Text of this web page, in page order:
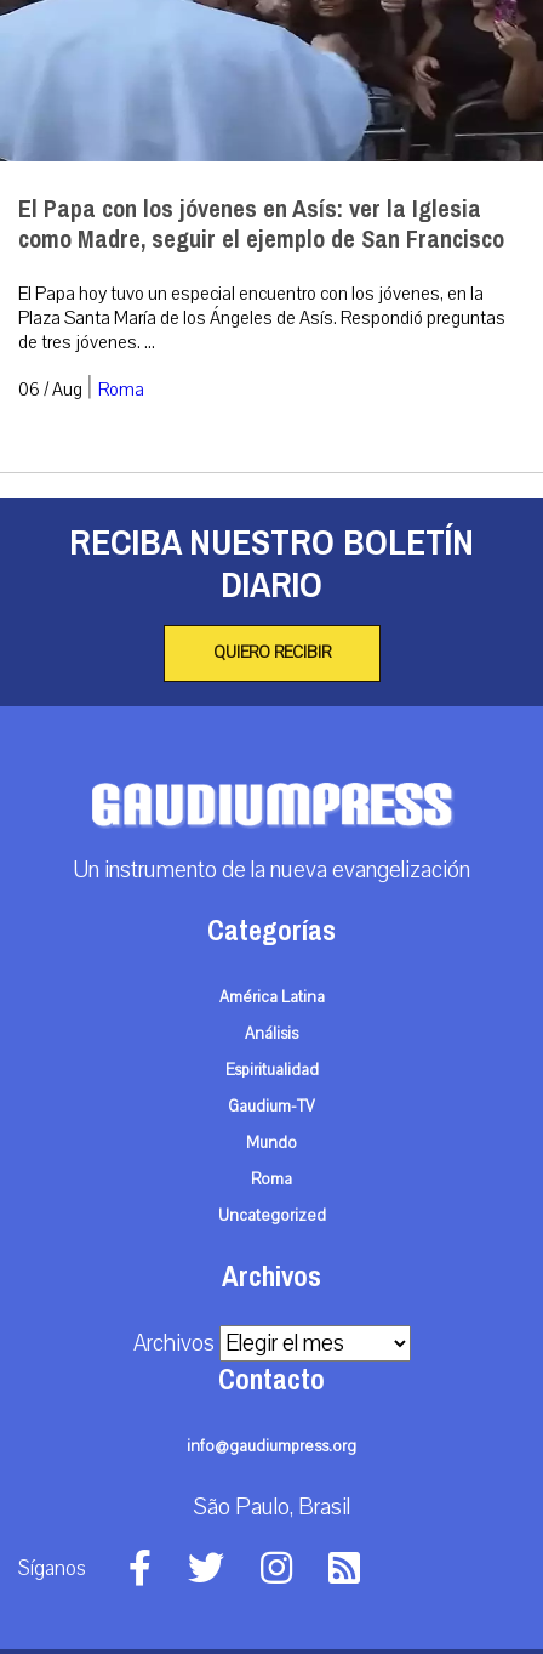
El Papa con los jóvenes en Asís: ver la Iglesia
como Madre, seguir el ejemplo de San Francisco
El Papa hoy tuvo un especial encuentro con los jóvenes, en la
Plaza Santa María de los Ángeles de Asís. Respondió preguntas
de tres jóvenes. ...
06 / Aug | Roma
RECIBA NUESTRO BOLETÍN
DIARIO
QUIERO RECIBIR
Un instrumento de la nueva evangelización
Categorías
América Latina
Análisis
Espiritualidad
Gaudium-TV
Mundo
Roma
Uncategorized
Archivos
Archivos
Contacto
info@gaudiumpress.org
São Paulo, Brasil
Síganos